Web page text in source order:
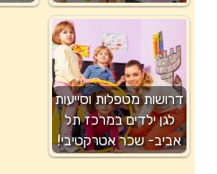
דרושות מטפלות וסייעות
לגן ילדים במרכז תל
אביב- שכר אטרקטיבי!